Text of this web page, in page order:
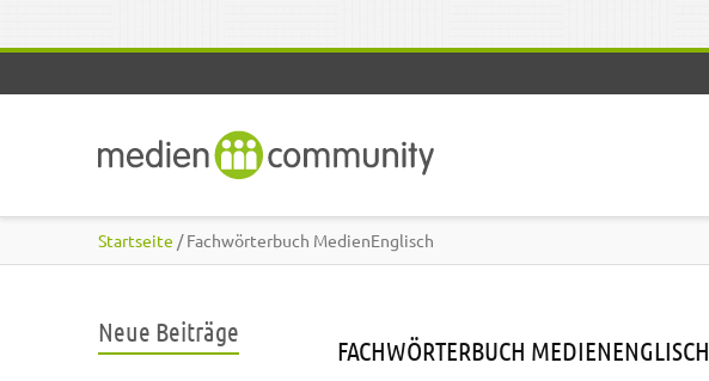
Startseite / Fachwörterbuch MedienEnglisch
Neue Beiträge
FACHWÖRTERBUCH MEDIENENGLISCH